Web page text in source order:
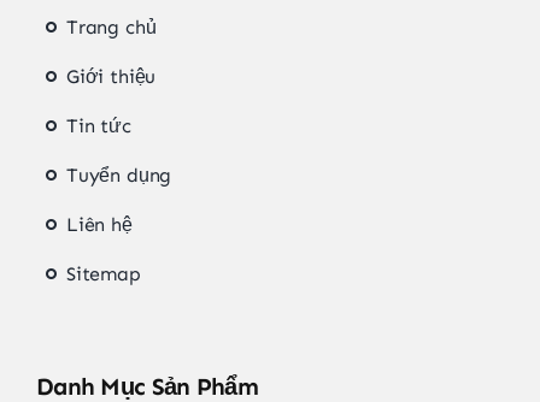
Trang chủ
Giới thiệu
Tin tức
Tuyển dụng
Liên hệ
Sitemap
Danh Mục Sản Phẩm